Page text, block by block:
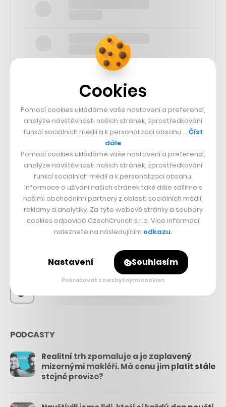
SLEDUJTE NÁS
25k
65k
56.4k
26.3k
PODCASTY
Realitní trh zpomaluje a je zaplavený
mizernými makléři. Má cenu jim platit stále
stejné provize?
Cookies
Pomocí cookies ukládáme vaše nastavení a preferencí,
analýze návštěvnosti našich stránek, zprostředkování
funkcí sociálních médií a k personalizaci obsahu … Číst
dále
Pomocí cookies ukládáme vaše nastavení a preferencí,
analýze návštěvnosti našich stránek, zprostředkování
funkcí sociálních médií a k personalizaci obsahu.
Informace o užívání našich stránek také dále sdílíme s
našimi obchodními partnery z oblasti sociálních médií,
reklamy a analytiky. Za tyto webové stránky a soubory
cookies odpovídá CzechCrunch s.r.o. Více informací
naleznete na následujícím odkazu.
Nastavení Souhlasím
Pokračovat s nezbytnými cookies